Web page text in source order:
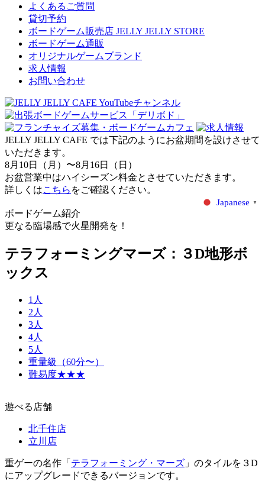
よくあるご質問
貸切予約
ボードゲーム販売店 JELLY JELLY STORE
ボードゲーム通販
オリジナルゲームブランド
求人情報
お問い合わせ
JELLY JELLY CAFE では下記のようにお盆期間を設けさせて
いただきます。
8月10日（月）〜8月16日（日）
お盆営業中はハイシーズン料金とさせていただきます。
詳しくはこちら をご確認ください。
Japanese ▼
ボードゲーム紹介
更なる臨場感で火星開発を！
テラフォーミングマーズ：３D地形ボ
ックス
1人
2人
3人
4人
5人
重量級（60分〜）
難易度★★★
遊べる店舗
北千住店
立川店
重ゲーの名作「 テラフォーミング・マーズ 」のタイルを３D
にアップグレードできるバージョンです。